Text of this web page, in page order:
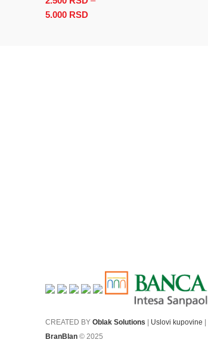
5.000 RSD
CREATED BY Oblak Solutions Uslovi kupovine
BranBlan © 2025